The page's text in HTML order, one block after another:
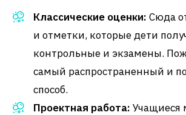
Классические оценки: Сюда
и отметки, которые дети
контрольные и экзамены.
самый распространенный и
способ.
Проектная работа: Учащиеся